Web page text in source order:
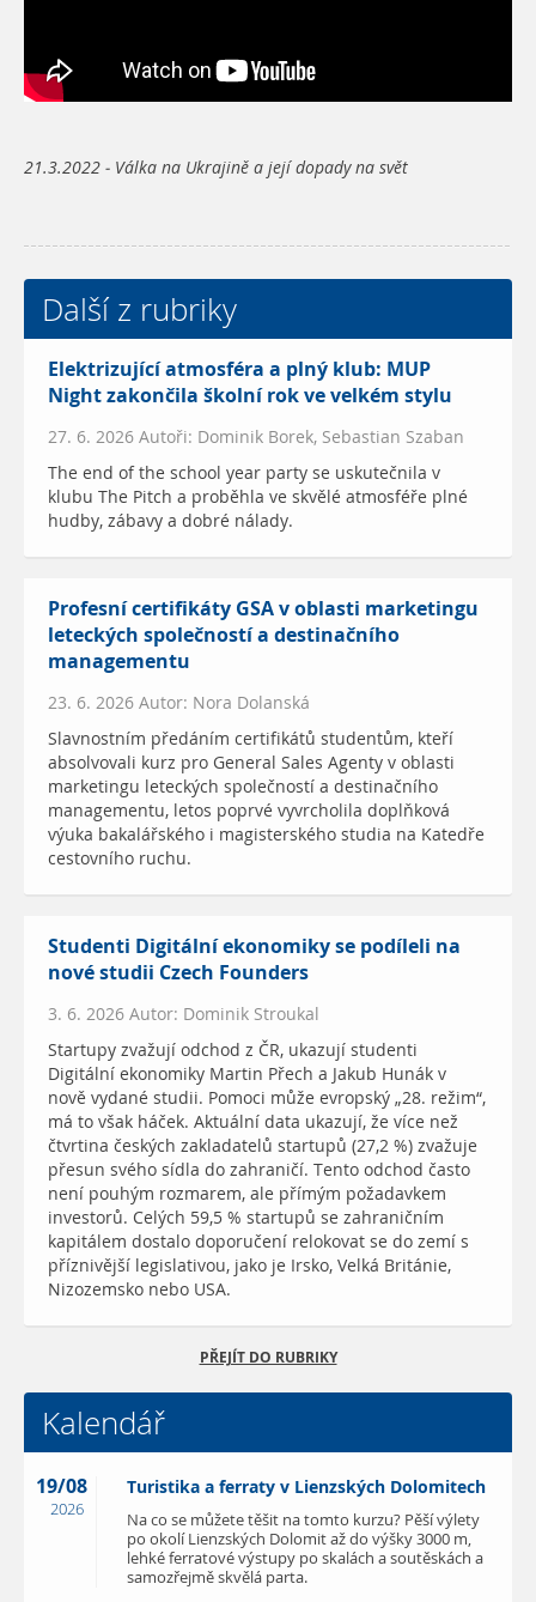
21.3.2022 - Válka na Ukrajině a její dopady na svět
Další z rubriky
Elektrizující atmosféra a plný klub: MUP
Night zakončila školní rok ve velkém stylu
27. 6. 2026 Autoři: Dominik Borek, Sebastian Szaban
The end of the school year party se uskutečnila v
klubu The Pitch a proběhla ve skvělé atmosféře plné
hudby, zábavy a dobré nálady.
Profesní certifikáty GSA v oblasti marketingu
leteckých společností a destinačního
managementu
23. 6. 2026 Autor: Nora Dolanská
Slavnostním předáním certifikátů studentům, kteří
absolvovali kurz pro General Sales Agenty v oblasti
marketingu leteckých společností a destinačního
managementu, letos poprvé vyvrcholila doplňková
výuka bakalářského i magisterského studia na Katedře
cestovního ruchu.
Studenti Digitální ekonomiky se podíleli na
nové studii Czech Founders
3. 6. 2026 Autor: Dominik Stroukal
Startupy zvažují odchod z ČR, ukazují studenti
Digitální ekonomiky Martin Přech a Jakub Hunák v
nově vydané studii. Pomoci může evropský „28. režim“,
má to však háček. Aktuální data ukazují, že více než
čtvrtina českých zakladatelů startupů (27,2 %) zvažuje
přesun svého sídla do zahraničí. Tento odchod často
není pouhým rozmarem, ale přímým požadavkem
investorů. Celých 59,5 % startupů se zahraničním
kapitálem dostalo doporučení relokovat se do zemí s
příznivější legislativou, jako je Irsko, Velká Británie,
Nizozemsko nebo USA.
PŘEJÍT DO RUBRIKY
Kalendář
19/08
2026
Turistika a ferraty v Lienzských Dolomitech
Na co se můžete těšit na tomto kurzu? Pěší výlety
po okolí Lienzských Dolomit až do výšky 3000 m,
lehké ferratové výstupy po skalách a soutěskách a
samozřejmě skvělá parta.